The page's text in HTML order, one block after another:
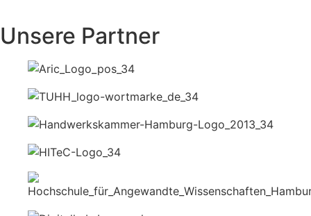
Unsere Partner